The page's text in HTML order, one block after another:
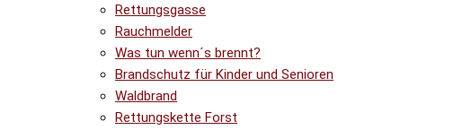
Rettungsgasse
Rauchmelder
Was tun wenn´s brennt?
Brandschutz für Kinder und Senioren
Waldbrand
Rettungskette Forst